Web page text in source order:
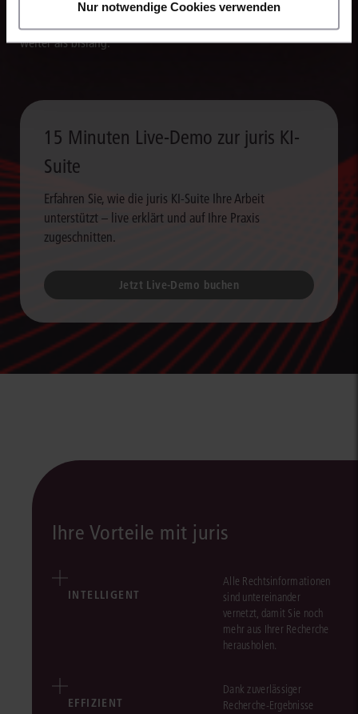
Nur notwendige Cookies verwenden
Schriftsätze, Stellungnahmen und andere Dokumente. So
verarbeiten Sie Rechercheergebnisse um ein Vielfaches schneller
weiter als bislang.
15 Minuten Live-Demo zur juris KI-
Suite
Erfahren Sie, wie die juris KI-Suite Ihre Arbeit
unterstützt – live erklärt und auf Ihre Praxis
zugeschnitten.
Jetzt Live-Demo buchen
Ihre Vorteile mit juris
INTELLIGENT
Alle Rechtsinformationen
sind untereinander
vernetzt, damit Sie noch
mehr aus Ihrer Recherche
herausholen.
EFFIZIENT
Dank zuverlässiger
Recherche-Ergebnisse